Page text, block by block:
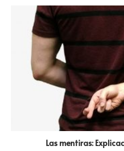
Las mentiras: